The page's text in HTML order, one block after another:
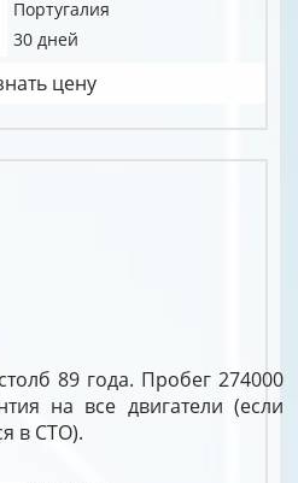
Португалия
30 дней
цену
89 года. Пробег 274000
на все двигатели (если
в СТО).